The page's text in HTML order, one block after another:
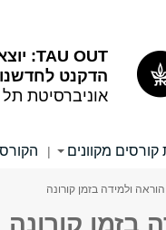
TAU OUT: יוצאים ללמוד
הדקנט
אוניברסיטת
מקוונים |
ולמידה בזמן קורונה
בזמן קורונה